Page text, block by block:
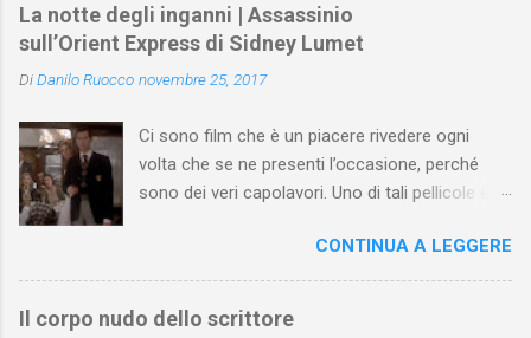
La notte degli inganni | Assassinio
sull’Orient Express di Sidney Lumet
DiDanilo Ruocco novembre 25, 2017
Ci sono film che è un piacere rivedere ogni
volta che se ne presenti l’occasione, perché
sono dei veri capolavori. Uno di tali pellicole è
Tratto dall'omonimo romanzo di Agatha
Christie (pubblicato prima a puntate nel 1933 e,
poi, in volume l’anno seguente), il film di Lumet
CONTINUA A LEGGERE
Il corpo nudo dello scrittore